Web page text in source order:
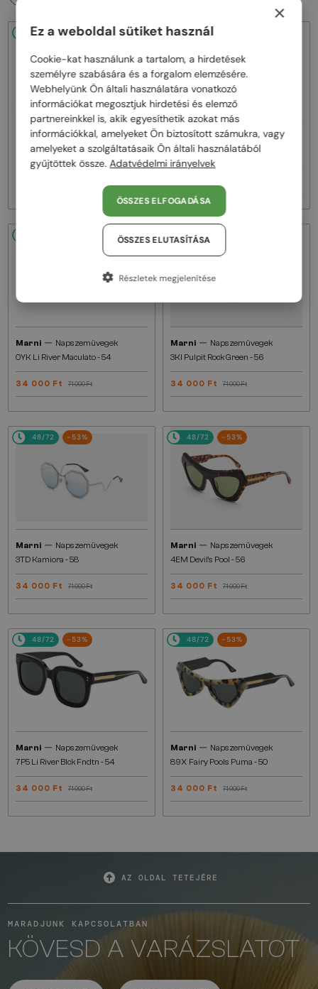
48/72 -53%
— Napszemüvegek
ME641S - 218 - 54
48/72
Marni — Napszemüvegek
ME641S - 212 - 54
Marni — Napszemüvegek
0YK Li River Maculato - 54
34 000 Ft 71 000 Ft
48/72
Marni — Napszemüvegek
3KI Pulpit Rock Green - 56
34 000 Ft 71 000 Ft
48/72 -53%
Marni — Napszemüvegek
3TD Kamiora - 58
34 000 Ft 71 000 Ft
48/72 -53%
Marni — Napszemüvegek
4EM Devil's Pool - 56
34 000 Ft 71 000 Ft
48/72 -53%
Marni — Napszemüvegek
7P5 Li River Blck Fndtn - 54
34 000 Ft 71 000 Ft
48/72 -53%
Marni — Napszemüvegek
89X Fairy Pools Puma - 50
34 000 Ft 71 000 Ft
AZ OLDAL TETEJÉRE
MARADJUNK KAPCSOLATBAN
KÖVESD A VARÁZSLATOT
×
Ez a weboldal sütiket használ
Cookie-kat használunk a tartalom, a hirdetések
személyre szabására és a forgalom elemzésére.
Webhelyünk Ön általi használatára vonatkozó
információkat megosztjuk hirdetési és elemző
partnereinkkel is, akik egyesíthetik azokat más
információkkal, amelyeket Ön biztosított számukra, vagy
amelyeket a szolgáltatásaik Ön általi használatából
gyűjtöttek össze. Adatvédelmi irányelvek
ÖSSZES ELFOGADÁSA
ÖSSZES ELUTASÍTÁSA
Részletek megjelenítése